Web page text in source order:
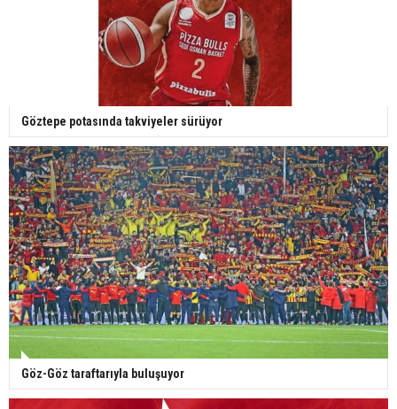
Göztepe potasında takviyeler sürüyor
Göz-Göz taraftarıyla buluşuyor